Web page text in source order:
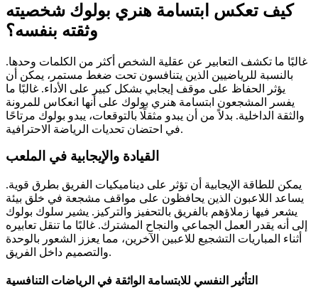
كيف تعكس ابتسامة هنري بولوك شخصيته
وثقته بنفسه؟
غالبًا ما تكشف التعابير عن عقلية الشخص أكثر من الكلمات وحدها.
بالنسبة للرياضيين الذين يتنافسون تحت ضغط مستمر، يمكن أن
يؤثر الحفاظ على موقف إيجابي بشكل كبير على الأداء. غالبًا ما
يفسر المشجعون ابتسامة هنري بولوك على أنها انعكاس للمرونة
والثقة الداخلية. بدلاً من أن يبدو مثقلًا بالتوقعات، يبدو بولوك مرتاحًا
في احتضان تحديات الرياضة الاحترافية.
القيادة والإيجابية في الملعب
يمكن للطاقة الإيجابية أن تؤثر على ديناميكيات الفريق بطرق قوية.
يساعد اللاعبون الذين يحافظون على مواقف مشجعة في خلق بيئة
يشعر فيها زملاؤهم بالفريق بالتحفيز والتركيز. يشير سلوك بولوك
إلى أنه يقدر العمل الجماعي والنجاح المشترك. غالبًا ما تنقل تعابيره
أثناء المباريات التشجيع للاعبين الآخرين، مما يعزز الشعور بالوحدة
والتصميم داخل الفريق.
التأثير النفسي للابتسامة الواثقة في الرياضات التنافسية